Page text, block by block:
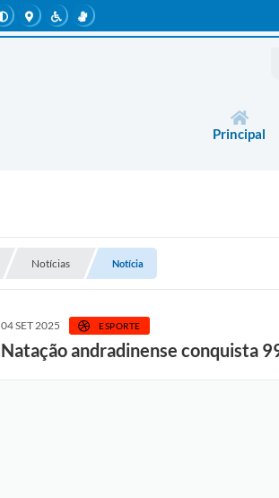
Principal
Notícias Notícia
04 SET 2025 ESPORTE
Natação andradinense conquista